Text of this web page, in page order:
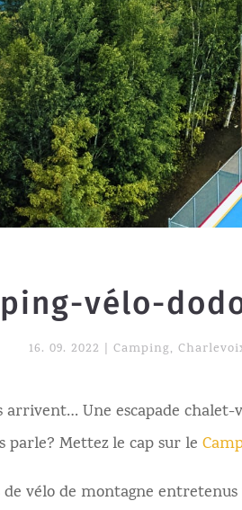
vélo-
16. 09. 2022 Camping,
arrivent… Une escapade
parle? Mettez le cap sur le
de vélo de montagne